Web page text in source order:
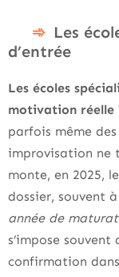
Les
d’entrée
Les écoles
motivation réelle
parfois même
improvisation ne
monte, en 2025,
dossier, souvent
année de
s’impose
confirmation